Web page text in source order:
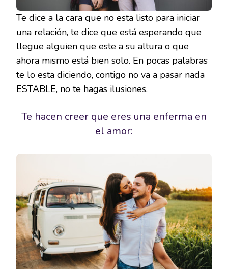
Te dice a la cara que no esta listo para iniciar
una relación, te dice que está esperando que
llegue alguien que este a su altura o que
ahora mismo está bien solo. En pocas palabras
te lo esta diciendo, contigo no va a pasar nada
ESTABLE, no te hagas ilusiones.
Te hacen creer que eres una enferma en
el amor: